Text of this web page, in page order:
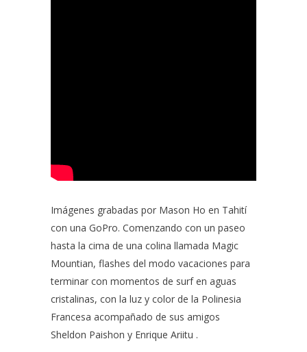
Imágenes grabadas por Mason Ho en Tahití
con una GoPro. Comenzando con un paseo
hasta la cima de una colina llamada Magic
Mountian, flashes del modo vacaciones para
terminar con momentos de surf en aguas
cristalinas, con la luz y color de la Polinesia
Francesa acompañado de sus amigos
Sheldon Paishon y Enrique Ariitu .